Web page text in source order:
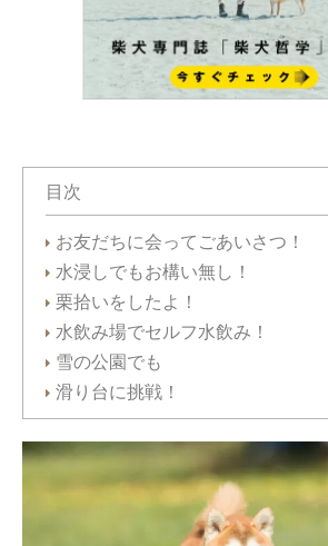
目次
お友だちに会ってごあいさつ！
水浸しでもお構い無し！
栗拾いをしたよ！
水飲み場でセルフ水飲み！
雪の公園でも
滑り台に挑戦！